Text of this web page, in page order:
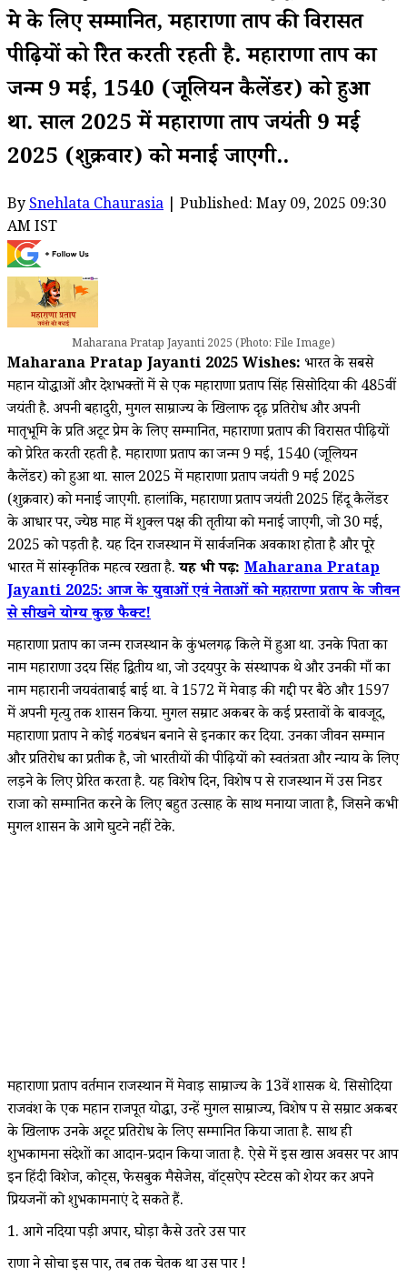
प्रेम के लिए सम्मानित, महाराणा प्रताप की विरासत
पीढ़ियों को प्रेरित करती रहती है. महाराणा प्रताप का
जन्म 9 मई, 1540 (जूलियन कैलेंडर) को हुआ
था. साल 2025 में महाराणा प्रताप जयंती 9 मई
2025 (शुक्रवार) को मनाई जाएगी..
BySnehlata Chaurasia | Published: May 09, 2025 09:30
AM IST
Maharana Pratap Jayanti 2025 (Photo: File Image)
Maharana Pratap Jayanti 2025 Wishes: भारत के सबसे
महान योद्धाओं और देशभक्तों में से एक महाराणा प्रताप सिंह सिसोदिया की 485वीं
जयंती है. अपनी बहादुरी, मुगल साम्राज्य के खिलाफ दृढ़ प्रतिरोध और अपनी
मातृभूमि के प्रति अटूट प्रेम के लिए सम्मानित, महाराणा प्रताप की विरासत पीढ़ियों
को प्रेरित करती रहती है. महाराणा प्रताप का जन्म 9 मई, 1540 (जूलियन
कैलेंडर) को हुआ था. साल 2025 में महाराणा प्रताप जयंती 9 मई 2025
(शुक्रवार) को मनाई जाएगी. हालांकि, महाराणा प्रताप जयंती 2025 हिंदू कैलेंडर
के आधार पर, ज्येष्ठ माह में शुक्ल पक्ष की तृतीया को मनाई जाएगी, जो 30 मई,
2025 को पड़ती है. यह दिन राजस्थान में सार्वजनिक अवकाश होता है और पूरे
भारत में सांस्कृतिक महत्व रखता है.यह भी पढ़ें: Maharana Pratap
Jayanti 2025: आज के युवाओं एवं नेताओं को महाराणा प्रताप के जीवन
से सीखने योग्य कुछ फैक्ट!
महाराणा प्रताप का जन्म राजस्थान के कुंभलगढ़ किले में हुआ था. उनके पिता का
नाम महाराणा उदय सिंह द्वितीय था, जो उदयपुर के संस्थापक थे और उनकी माँ का
नाम महारानी जयवंताबाई बाई था. वे 1572 में मेवाड़ की गद्दी पर बैठे और 1597
में अपनी मृत्यु तक शासन किया. मुगल सम्राट अकबर के कई प्रस्तावों के बावजूद,
महाराणा प्रताप ने कोई गठबंधन बनाने से इनकार कर दिया. उनका जीवन सम्मान
और प्रतिरोध का प्रतीक है, जो भारतीयों की पीढ़ियों को स्वतंत्रता और न्याय के लिए
लड़ने के लिए प्रेरित करता है. यह विशेष दिन, विशेष रूप से राजस्थान में उस निडर
राजा को सम्मानित करने के लिए बहुत उत्साह के साथ मनाया जाता है, जिसने कभी
मुगल शासन के आगे घुटने नहीं टेके.
महाराणा प्रताप वर्तमान राजस्थान में मेवाड़ साम्राज्य के 13वें शासक थे. सिसोदिया
राजवंश के एक महान राजपूत योद्धा, उन्हें मुगल साम्राज्य, विशेष रूप से सम्राट अकबर
के खिलाफ उनके अटूट प्रतिरोध के लिए सम्मानित किया जाता है. साथ ही
शुभकामना संदेशों का आदान-प्रदान किया जाता है. ऐसे में इस खास अवसर पर आप
इन हिंदी विशेज, कोट्स, फेसबुक मैसेजेस, वॉट्सऐप स्टेटस को शेयर कर अपने
प्रियजनों को शुभकामनाएं दे सकते हैं.
1. आगे नदिया पड़ी अपार, घोड़ा कैसे उतरे उस पार
राणा ने सोचा इस पार, तब तक चेतक था उस पार !